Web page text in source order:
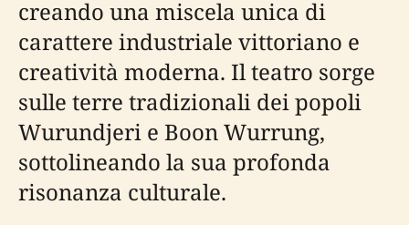
creando una miscela unica di
carattere industriale vittoriano e
creatività moderna. Il teatro sorge
sulle terre tradizionali dei popoli
Wurundjeri e Boon Wurrung,
sottolineando la sua profonda
risonanza culturale.